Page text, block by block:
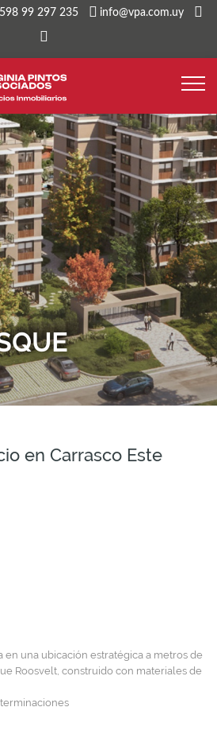
99 297 235 info@vpa.com.uy
en Carrasco Este
en una ubicación estratégica a metros de
Roosvelt, construido con materiales de